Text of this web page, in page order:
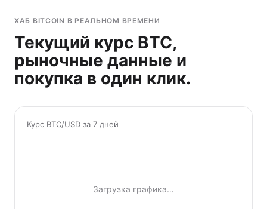
ХАБ BITCOIN В РЕАЛЬНОМ ВРЕМЕНИ
Текущий курс BTC,
рыночные данные и
покупка в один клик.
Курс BTC/USD за 7 дней
Загрузка графика…